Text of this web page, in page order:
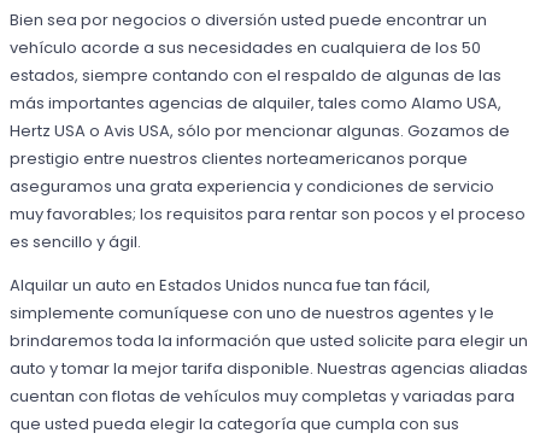
Bien sea por negocios o diversión usted puede encontrar un
vehículo acorde a sus necesidades en cualquiera de los 50
estados, siempre contando con el respaldo de algunas de las
más importantes agencias de alquiler, tales como Alamo USA,
Hertz USA o Avis USA, sólo por mencionar algunas. Gozamos de
prestigio entre nuestros clientes norteamericanos porque
aseguramos una grata experiencia y condiciones de servicio
muy favorables; los requisitos para rentar son pocos y el proceso
es sencillo y ágil.
Alquilar un auto en Estados Unidos nunca fue tan fácil,
simplemente comuníquese con uno de nuestros agentes y le
brindaremos toda la información que usted solicite para elegir un
auto y tomar la mejor tarifa disponible. Nuestras agencias aliadas
cuentan con flotas de vehículos muy completas y variadas para
que usted pueda elegir la categoría que cumpla con sus